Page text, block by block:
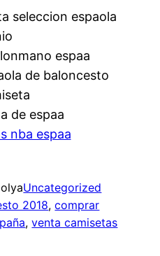
Uncategorized
2018, comprar
, venta camisetas